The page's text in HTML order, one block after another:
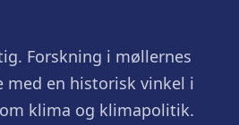
Forskning i møllernes
med en historisk vinkel i
klima og klimapolitik.